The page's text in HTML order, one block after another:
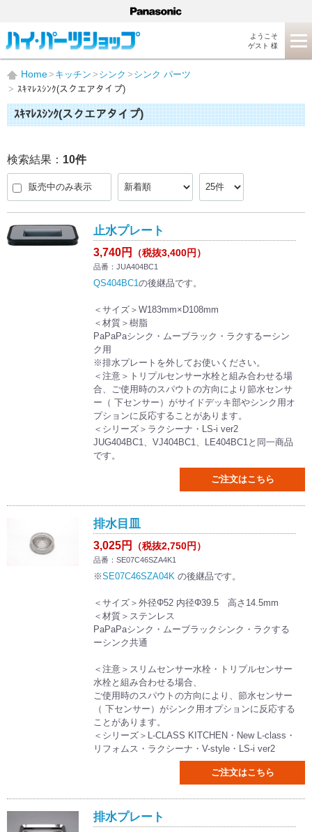
ようこそ
ゲスト 様
Home キッチン シンク
シンク パーツ
ｽｷﾏﾚｽｼﾝｸ(スクエアタイプ)
ｽｷﾏﾚｽｼﾝｸ(スクエアタイプ)
検索結果： 10件
販売中のみ表示
止水プレート
3,740円 （税抜3,400円）
品番：JUA404BC1
QS404BC1の後継品です。
＜サイズ＞W183mm×D108mm
＜材質＞樹脂
PaPaPaシンク・ムーブラック・ラクするーシン
ク用
※排水プレートを外してお使いください。
＜注意＞トリプルセンサー水栓と組み合わせる場
合、ご使用時のスパウトの方向により節水センサ
ー（ 下センサー）がサイドデッキ部やシンク用オ
プションに反応することがあります。
＜シリーズ＞ラクシーナ・LS-i ver2
JUG404BC1、VJ404BC1、LE404BC1と同一商品
です。
ご注文はこちら
排水目皿
3,025円 （税抜2,750円）
品番：SE07C46SZA4K1
※SE07C46SZA04Kの後継品です。
＜サイズ＞外径Φ52 内径Φ39.5 高さ14.5mm
＜材質＞ステンレス
PaPaPaシンク・ムーブラックシンク・ラクする
ーシンク共通
＜注意＞スリムセンサー水栓・トリプルセンサー
水栓と組み合わせる場合、
ご使用時のスパウトの方向により、節水センサー
（ 下センサー）がシンク用オプションに反応する
ことがあります。
＜シリーズ＞L-CLASS KITCHEN・New L-class・
リフォムス・ラクシーナ・V-style・LS-i ver2
ご注文はこちら
排水プレート